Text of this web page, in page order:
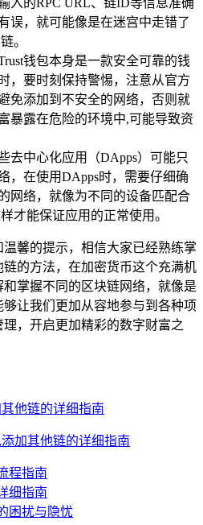
误，就可能像是在迷宫中走错了
。
钱包本身是一款安全可靠的钱
，要时刻保持警惕，注意从官方
免添加到不安全的网络，否则就
暴露在危险的环境中,可能导致资
去中心化应用（DApps）可能只
，在使用DApps时，需要仔细确
网络，就像为不同的设备匹配合
才能保证应用的正常使用。
馨的提示，相信大家已经熟练掌
链的方法，在加密货币这个充满机
掌握不同的区块链网络，就像是
让我们更加从容地参与到各种项
，开启更加精彩的数字财富之
他链的详细指南
加其他链的详细指南
程指南
细指南
困扰与隐忧